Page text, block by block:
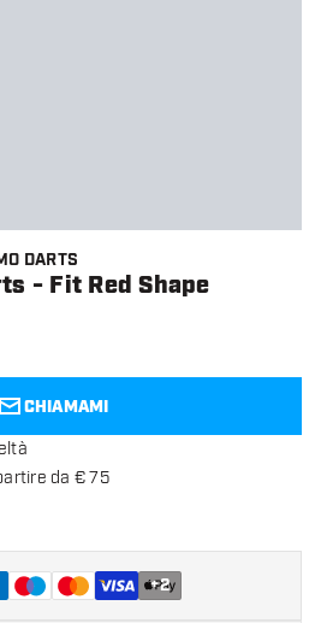
DARTS
- Fit Red Shape
CHIAMAMI
da € 75
+2